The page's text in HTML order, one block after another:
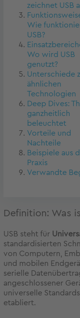
zeichnet USB
Wie
USB?
Wo wird USB
genutzt?
Unterschiede
ähnlichen
Technologien
Deep Dives:
ganzheitlich
beleuchtet
Vorteile und
Nachteile
Beispiele aus
Praxis
Verwandte
Definition: Was
USB steht für
standardisierten
von Computern,
und mobilen
serielle
angeschlossener
universelle
etabliert.